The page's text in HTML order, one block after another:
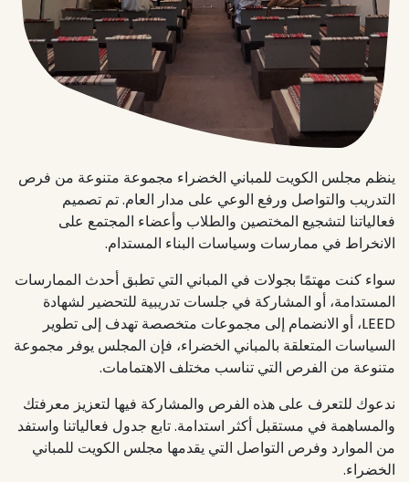
ينظم مجلس الكويت للمباني الخضراء مجموعة متنوعة من فرص
التدريب والتواصل ورفع الوعي على مدار العام. تم تصميم
فعالياتنا لتشجيع المختصين والطلاب وأعضاء المجتمع على
الانخراط في ممارسات وسياسات البناء المستدام.
سواء كنت مهتمًا بجولات في المباني التي تطبق أحدث الممارسات
المستدامة، أو المشاركة في جلسات تدريبية للتحضير لشهادة
LEED، أو الانضمام إلى مجموعات متخصصة تهدف إلى تطوير
السياسات المتعلقة بالمباني الخضراء، فإن المجلس يوفر مجموعة
متنوعة من الفرص التي تناسب مختلف الاهتمامات.
ندعوك للتعرف على هذه الفرص والمشاركة فيها لتعزيز معرفتك
والمساهمة في مستقبل أكثر استدامة. تابع جدول فعالياتنا واستفد
من الموارد وفرص التواصل التي يقدمها مجلس الكويت للمباني
الخضراء.